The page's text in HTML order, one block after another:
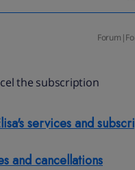
the subscription
services and
and cancellations